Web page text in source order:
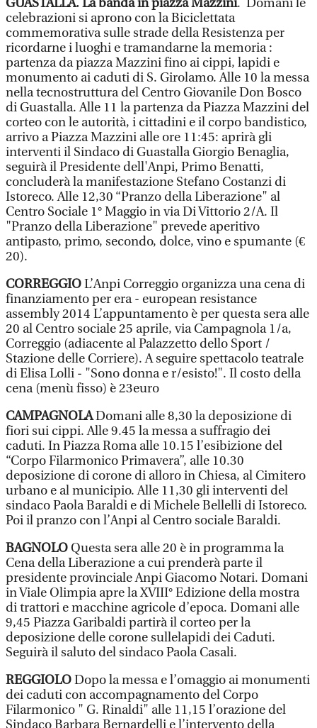
GUASTALLA. La banda in piazza Mazzini. Domani le
celebrazioni si aprono con la Biciclettata
commemorativa sulle strade della Resistenza per
ricordarne i luoghi e tramandarne la memoria :
partenza da piazza Mazzini fino ai cippi, lapidi e
monumento ai caduti di S. Girolamo. Alle 10 la messa
nella tecnostruttura del Centro Giovanile Don Bosco
di Guastalla. Alle 11 la partenza da Piazza Mazzini del
corteo con le autorità, i cittadini e il corpo bandistico,
arrivo a Piazza Mazzini alle ore 11:45: aprirà gli
interventi il Sindaco di Guastalla Giorgio Benaglia,
seguirà il Presidente dell'Anpi, Primo Benatti,
concluderà la manifestazione Stefano Costanzi di
Istoreco. Alle 12,30 “Pranzo della Liberazione" al
Centro Sociale 1° Maggio in via Di Vittorio 2/A. Il
"Pranzo della Liberazione" prevede aperitivo
antipasto, primo, secondo, dolce, vino e spumante (€
20).
CORREGGIOL’Anpi Correggio organizza una cena di
finanziamento per era - european resistance
assembly 2014 L’appuntamento è per questa sera alle
20 al Centro sociale 25 aprile, via Campagnola 1/a,
Correggio (adiacente al Palazzetto dello Sport /
Stazione delle Corriere). A seguire spettacolo teatrale
di Elisa Lolli - "Sono donna e r/esisto!". Il costo della
cena (menù fisso) è 23euro
CAMPAGNOLADomani alle 8,30 la deposizione di
fiori sui cippi. Alle 9.45 la messa a suffragio dei
caduti. In Piazza Roma alle 10.15 l’esibizione del
“Corpo Filarmonico Primavera”, alle 10.30
deposizione di corone di alloro in Chiesa, al Cimitero
urbano e al municipio. Alle 11,30 gli interventi del
sindaco Paola Baraldi e di Michele Bellelli di Istoreco.
Poi il pranzo con l’Anpi al Centro sociale Baraldi.
BAGNOLO Questa sera alle 20 è in programma la
Cena della Liberazione a cui prenderà parte il
presidente provinciale Anpi Giacomo Notari. Domani
in Viale Olimpia apre la XVIII° Edizione della mostra
di trattori e macchine agricole d’epoca. Domani alle
9,45 Piazza Garibaldi partirà il corteo per la
deposizione delle corone sullelapidi dei Caduti.
Seguirà il saluto del sindaco Paola Casali.
REGGIOLODopo la messa e l’omaggio ai monumenti
dei caduti con accompagnamento del Corpo
Filarmonico " G. Rinaldi" alle 11,15 l’orazione del
Sindaco Barbara Bernardelli e l’intervento della